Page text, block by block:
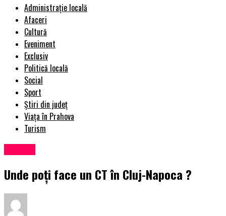
Administrație locală
Afaceri
Cultură
Eveniment
Exclusiv
Politică locală
Social
Sport
Știri din județ
Viața în Prahova
Turism
Unde poți face un CT în Cluj-Napoca ?